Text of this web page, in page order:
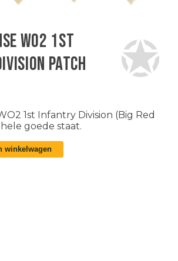
WO2 1st
patch
1st Infantry Division (Big Red
goede staat.
winkelwagen